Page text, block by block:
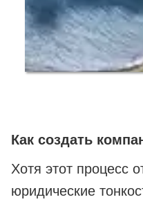
Как создать
Хотя этот процесс
юридические